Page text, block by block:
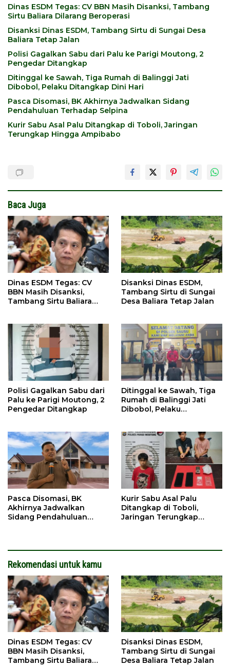
Dinas ESDM Tegas: CV BBN Masih Disanksi, Tambang
Sirtu Baliara Dilarang Beroperasi
Disanksi Dinas ESDM, Tambang Sirtu di Sungai Desa
Baliara Tetap Jalan
Polisi Gagalkan Sabu dari Palu ke Parigi Moutong, 2
Pengedar Ditangkap
Ditinggal ke Sawah, Tiga Rumah di Balinggi Jati
Dibobol, Pelaku Ditangkap Dini Hari
Pasca Disomasi, BK Akhirnya Jadwalkan Sidang
Pendahuluan Terhadap Selpina
Kurir Sabu Asal Palu Ditangkap di Toboli, Jaringan
Terungkap Hingga Ampibabo
Baca Juga
Dinas ESDM Tegas: CV
BBN Masih Disanksi,
Tambang Sirtu Baliara
Disanksi Dinas ESDM,
Tambang Sirtu di Sungai
Desa Baliara Tetap Jalan
Polisi Gagalkan Sabu dari
Palu ke Parigi Moutong, 2
Pengedar Ditangkap
Ditinggal ke Sawah, Tiga
Rumah di Balinggi Jati
Dibobol, Pelaku
Pasca Disomasi, BK
Akhirnya Jadwalkan
Sidang Pendahuluan
Kurir Sabu Asal Palu
Ditangkap di Toboli,
Jaringan Terungkap
Rekomendasi untuk kamu
Dinas ESDM Tegas: CV
BBN Masih Disanksi,
Tambang Sirtu Baliara
Disanksi Dinas ESDM,
Tambang Sirtu di Sungai
Desa Baliara Tetap Jalan